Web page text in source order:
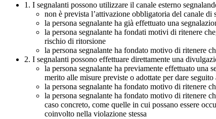
1. I segnalanti possono utilizzare il canale esterno
non è prevista l’attivazione obbligatoria del canale
la persona segnalante ha già effettuato una
la persona segnalante ha fondati motivi di ritenere
rischio di ritorsione
la persona segnalante ha fondato motivo di ritenere
2. I segnalanti possono effettuare direttamente una
la persona segnalante ha previamente effettuato una
merito alle misure previste o adottate per dare
la persona segnalante ha fondato motivo di ritenere
la persona segnalante ha fondato motivo di ritenere
caso concreto, come quelle in cui possano essere
coinvolto nella violazione stessa